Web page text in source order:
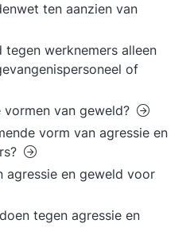
ten aanzien van
tegen werknemers alleen
of
van geweld?
vorm van agressie en
agressie en geweld voor
tegen agressie en